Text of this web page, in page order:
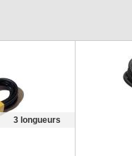
3 longueurs